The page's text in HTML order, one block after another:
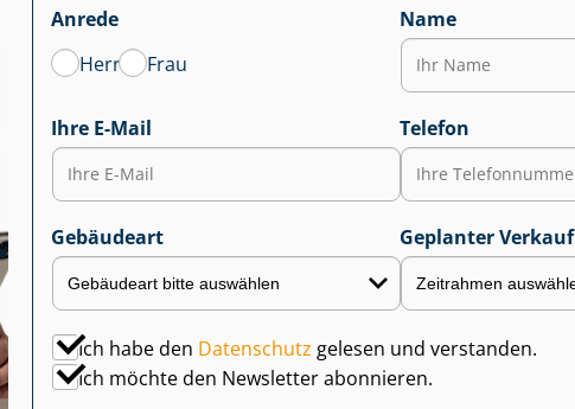
Anrede
Herr
Frau
Name
Ihre E-Mail Telefon
Gebäudeart Geplanter Verkauf
Ich habe den Datenschutz gelesen und verstanden.
Ich möchte den Newsletter abonnieren.